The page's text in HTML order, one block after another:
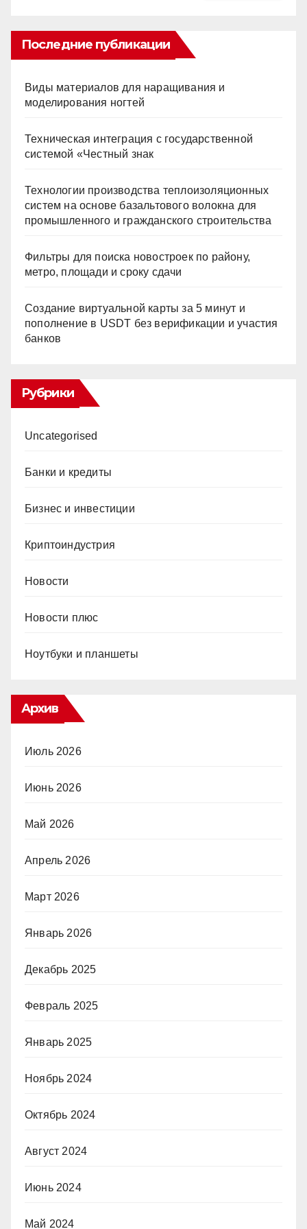
Последние публикации
Виды материалов для наращивания и
моделирования ногтей
Техническая интеграция с государственной
системой «Честный знак
Технологии производства теплоизоляционных
систем на основе базальтового волокна для
промышленного и гражданского строительства
Фильтры для поиска новостроек по району,
метро, площади и сроку сдачи
Создание виртуальной карты за 5 минут и
пополнение в USDT без верификации и участия
банков
Рубрики
Uncategorised
Банки и кредиты
Бизнес и инвестиции
Криптоиндустрия
Новости
Новости плюс
Ноутбуки и планшеты
Архив
Июль 2026
Июнь 2026
Май 2026
Апрель 2026
Март 2026
Январь 2026
Декабрь 2025
Февраль 2025
Январь 2025
Ноябрь 2024
Октябрь 2024
Август 2024
Июнь 2024
Май 2024